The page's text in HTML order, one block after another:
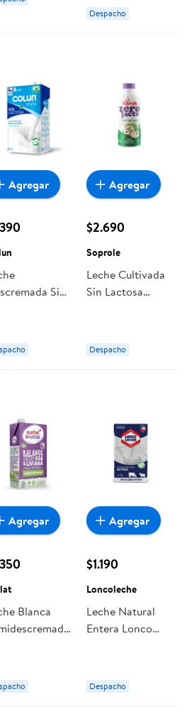
Despacho
Sin
Agregar
$2.690
Soprole
Leche Cultivada
Sin Lactosa
Despacho
Agregar
Blanca
Agregar
$1.190
Loncoleche
Leche Natural
Entera Lonco
Despacho
Agregar